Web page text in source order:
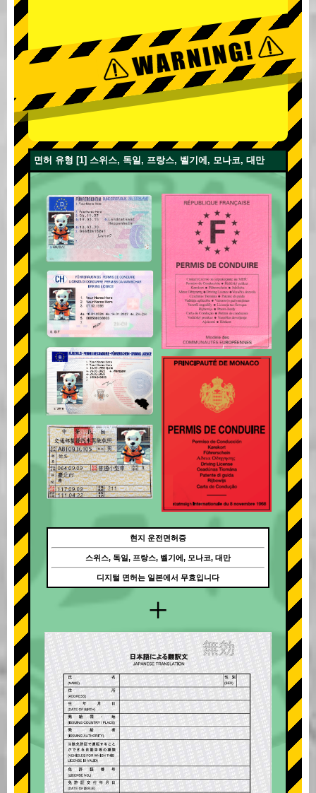
면허 유형 [1] 스위스, 독일, 프랑스, 벨기에, 모나코, 대만
+
현지 운전면허증
스위스, 독일, 프랑스, 벨기에, 모나코, 대만
디지털 면허는 일본에서 무효입니다